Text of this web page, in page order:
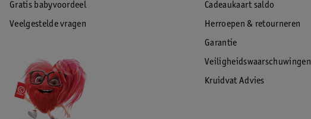
Gratis babyvoordeel
Veelgestelde vragen
Cadeaukaart saldo
Herroepen & retourneren
Garantie
Veiligheidswaarschuwingen
Kruidvat Advies